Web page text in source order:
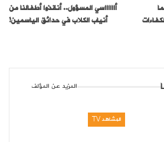
أااااااسي المسؤول.. أنقذوا أطفالنا من
أنياب الكلاب في حدائق الياسمين!
المزيد عن المؤلف
المشاهد TV